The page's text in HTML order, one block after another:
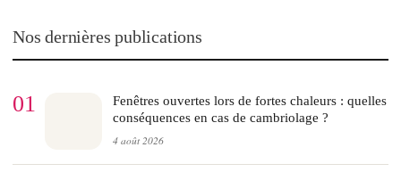
Nos dernières publications
01
Fenêtres ouvertes lors de fortes chaleurs : quelles
conséquences en cas de cambriolage ?
4 août 2026